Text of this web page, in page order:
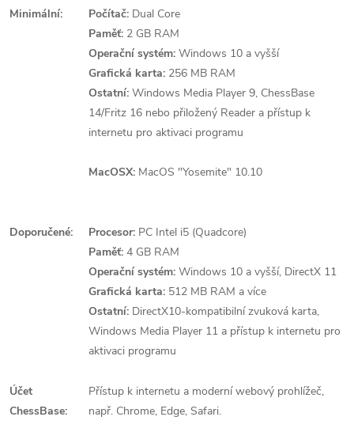
Minimální: Počítač: Dual Core
Paměť: 2 GB RAM
Operační systém: Windows 10 a vyšší
Grafická karta: 256 MB RAM
Ostatní: Windows Media Player 9, ChessBase
14/Fritz 16 nebo přiložený Reader a přístup k
internetu pro aktivaci programu
MacOSX: MacOS "Yosemite" 10.10
Doporučené: Procesor: PC Intel i5 (Quadcore)
Paměť: 4 GB RAM
Operační systém: Windows 10 a vyšší, DirectX 11
Grafická karta: 512 MB RAM a více
Ostatní: DirectX10-kompatibilní zvuková karta,
Windows Media Player 11 a přístup k internetu pro
aktivaci programu
Účet
ChessBase:
Přístup k internetu a moderní webový prohlížeč,
např. Chrome, Edge, Safari.